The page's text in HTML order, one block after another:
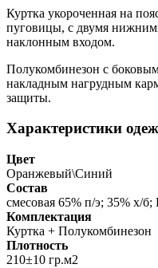
Куртка укороченная на
пуговицы, с двумя
наклонным входом.
Полукомбинезон с
накладным нагрудным
защиты.
Характеристики
Цвет
Оранжевый\Синий
Состав
смесовая 65% п/э; 35% х/
Комплектация
Куртка + Полукомбинезон
Плотность
210±10 гр.м2